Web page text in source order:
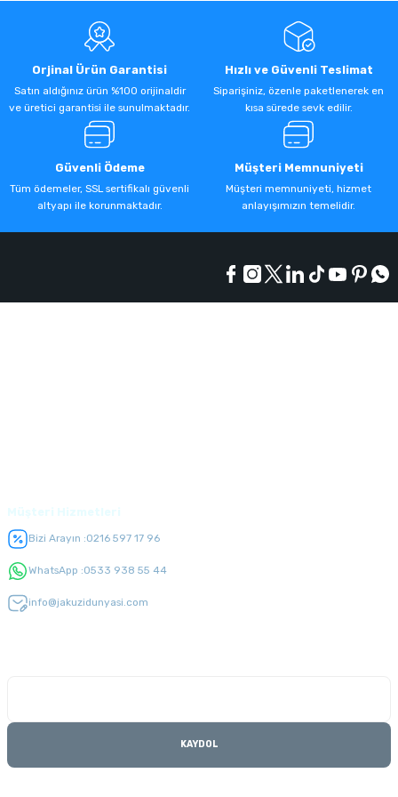
Orjinal Ürün Garantisi
Satın aldığınız ürün %100 orijinaldir
ve üretici garantisi ile sunulmaktadır.
Hızlı ve Güvenli Teslimat
Siparişiniz, özenle paketlenerek en
kısa sürede sevk edilir.
Güvenli Ödeme
Tüm ödemeler, SSL sertifikalı güvenli
altyapı ile korunmaktadır.
Müşteri Memnuniyeti
Müşteri memnuniyeti, hizmet
anlayışımızın temelidir.
Bizi Arayın :0216 597 17 96
WhatsApp :0533 938 55 44
info@jakuzidunyasi.com
KAYDOL